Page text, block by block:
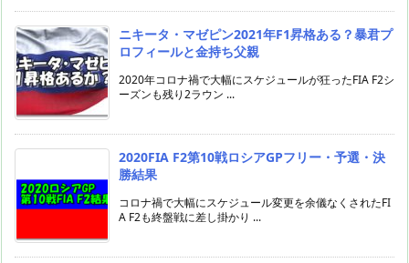
ニキータ・マゼピン2021年F1昇格ある？暴君プ
ロフィールと金持ち父親
2020年コロナ禍で大幅にスケジュールが狂ったFIA F2シ
ーズンも残り2ラウン ...
2020FIA F2第10戦ロシアGPフリー・予選・決
勝結果
コロナ禍で大幅にスケジュール変更を余儀なくされたFI
A F2も終盤戦に差し掛かり ...